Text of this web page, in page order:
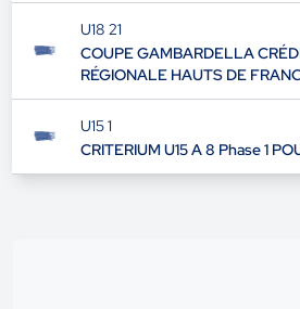
U18 21
COUPE GAMBARDELLA
RÉGIONALE HAUTS DE
U15 1
CRITERIUM U15 A 8 Phase 1